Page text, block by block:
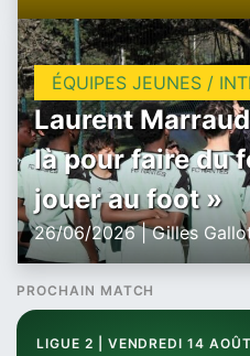
ÉQUIPES JEUNES /
Laurent
là pour faire du
jouer au foot »
26/06/2026 | Gilles
PROCHAIN MATCH
LIGUE 2 | VENDREDI 14